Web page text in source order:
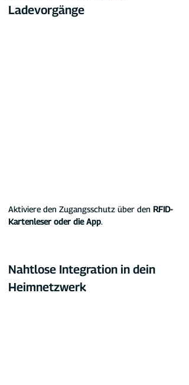
Ladevorgänge
Aktiviere den Zugangsschutz über den RFID-
Kartenleser oder die App.
Nahtlose Integration in dein
Heimnetzwerk